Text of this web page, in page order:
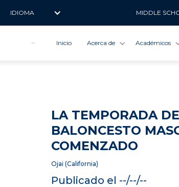
IDIOMA MIDDLE
Inicio Acerca de Académicos
LA TEMPORADA DE
BALONCESTO
COMENZADO
Ojai (California)
Publicado el --/--/--